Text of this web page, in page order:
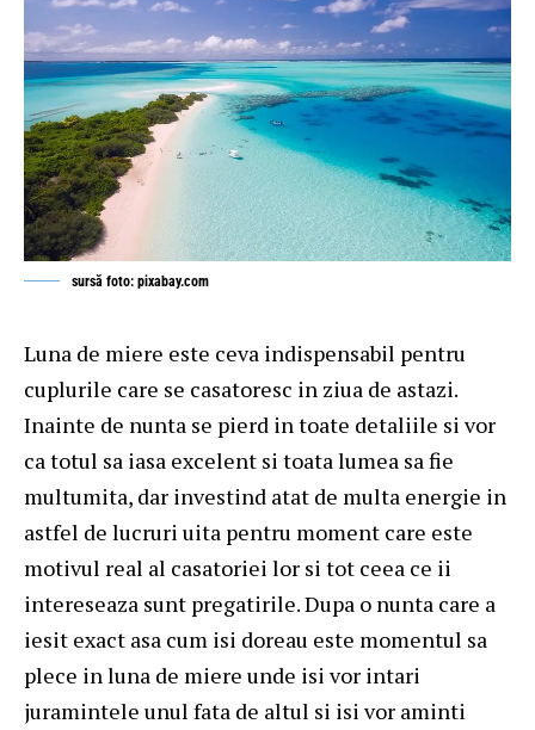
sursă foto: pixabay.com
Luna de miere este ceva indispensabil pentru
cuplurile care se casatoresc in ziua de astazi.
Inainte de nunta se pierd in toate detaliile si vor
ca totul sa iasa excelent si toata lumea sa fie
multumita, dar investind atat de multa energie in
astfel de lucruri uita pentru moment care este
motivul real al casatoriei lor si tot ceea ce ii
intereseaza sunt pregatirile. Dupa o nunta care a
iesit exact asa cum isi doreau este momentul sa
plece in luna de miere unde isi vor intari
juramintele unul fata de altul si isi vor aminti